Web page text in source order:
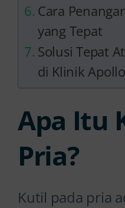
Cara
yang Tepat
Solusi Tepat
di Klinik Apollo
Apa Itu
Pria?
Kutil pada pria